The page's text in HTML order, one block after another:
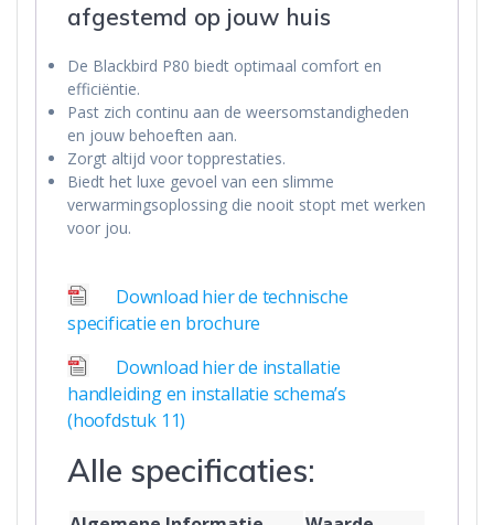
afgestemd op jouw huis
De Blackbird P80 biedt optimaal comfort en
efficiëntie.
Past zich continu aan de weersomstandigheden
en jouw behoeften aan.
Zorgt altijd voor topprestaties.
Biedt het luxe gevoel van een slimme
verwarmingsoplossing die nooit stopt met werken
voor jou.
Download hier de technische
specificatie en brochure
Download hier de installatie
handleiding en installatie schema’s
(hoofdstuk 11)
Alle specificaties: